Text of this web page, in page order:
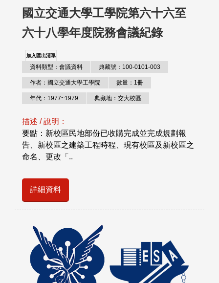
國立交通大學工學院第六十六至
六十八學年度院務會議紀錄
加入匯出清單
資料類型：會議資料 典藏號：100-0101-003
作者：國立交通大學工學院 數量：1冊
年代：1977~1979 典藏地：交大校區
描述 / 說明：
要點：新校區民地部份已收購完成並完成規劃報
告、新校區之建築工程時程、現有校區及新校區之
命名、更改「..
詳細資料